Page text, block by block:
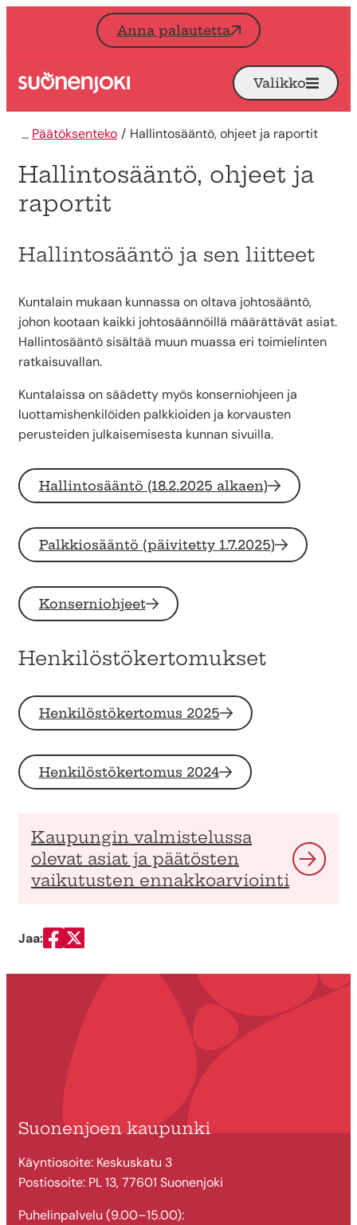
Siirry sisältöön
Anna palautetta
Etusivu Avaa
Valikko
Päätöksenteko Hallintosääntö, ohjeet ja raportit
Hallintosääntö, ohjeet ja
raportit
Hallintosääntö ja sen liitteet
Kuntalain mukaan kunnassa on oltava johtosääntö,
johon kootaan kaikki johtosäännöillä määrättävät asiat.
Hallintosääntö sisältää muun muassa eri toimielinten
ratkaisuvallan.
Kuntalaissa on säädetty myös konserniohjeen ja
luottamishenkilöiden palkkioiden ja korvausten
perusteiden julkaisemisesta kunnan sivuilla.
Hallintosääntö (18.2.2025 alkaen)
Palkkiosääntö (päivitetty 1.7.2025)
Konserniohjeet
Henkilöstökertomukset
Henkilöstökertomus 2025
Henkilöstökertomus 2024
Kaupungin valmistelussa
olevat asiat ja päätösten
vaikutusten ennakkoarviointi
Jaa:
Jaa Facebookissa
Jaa Twitterissä
Suonenjoen kaupunki
Käyntiosoite: Keskuskatu 3
Postiosoite: PL 13, 77601 Suonenjoki
Puhelinpalvelu (9.00–15.00):